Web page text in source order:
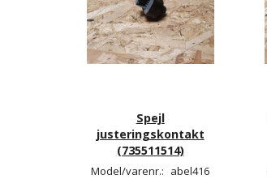
Spejl
justeringskontakt
(735511514)
Model/varenr.: abel416